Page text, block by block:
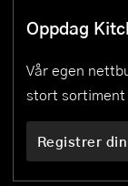
Oppdag
Vår egen
stort sortiment
Registrer